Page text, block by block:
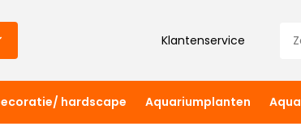
Klantenservice
hardscape Aquariumplanten